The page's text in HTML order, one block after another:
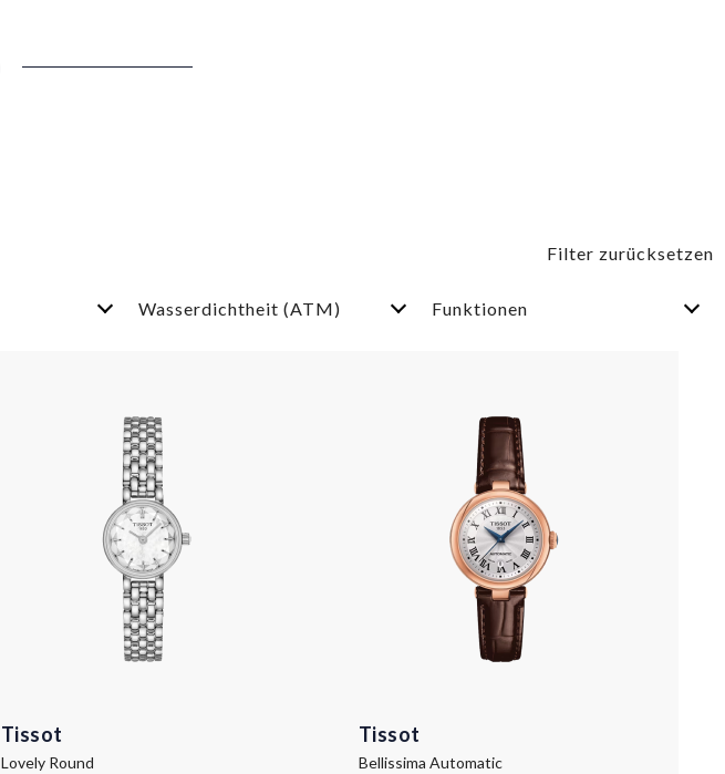
Wasserdichtheit (ATM) Funktionen
Tissot
Lovely Round
Tissot
Bellissima Automatic